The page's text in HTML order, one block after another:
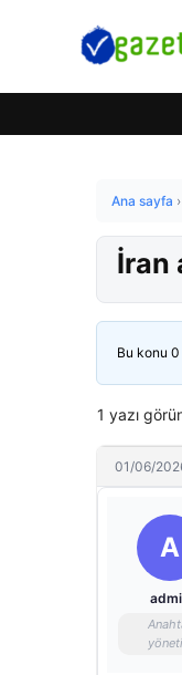
Ana sayfa ›
İran
Bu konu 0
1 yazı
01/06/
A